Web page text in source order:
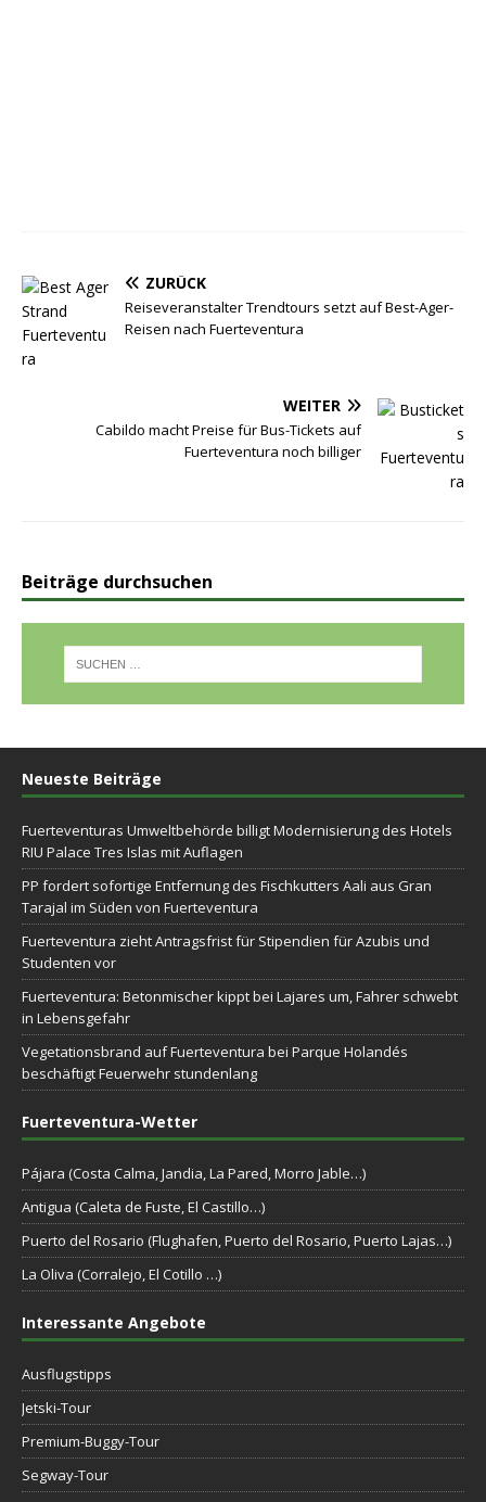
ZURÜCK
Reiseveranstalter Trendtours setzt auf Best-Ager-
Reisen nach Fuerteventura
WEITER
Cabildo macht Preise für Bus-Tickets auf
Fuerteventura noch billiger
Beiträge durchsuchen
Neueste Beiträge
Fuerteventuras Umweltbehörde billigt Modernisierung des Hotels
RIU Palace Tres Islas mit Auflagen
PP fordert sofortige Entfernung des Fischkutters Aali aus Gran
Tarajal im Süden von Fuerteventura
Fuerteventura zieht Antragsfrist für Stipendien für Azubis und
Studenten vor
Fuerteventura: Betonmischer kippt bei Lajares um, Fahrer schwebt
in Lebensgefahr
Vegetationsbrand auf Fuerteventura bei Parque Holandés
beschäftigt Feuerwehr stundenlang
Fuerteventura-Wetter
Pájara (Costa Calma, Jandia, La Pared, Morro Jable…)
Antigua (Caleta de Fuste, El Castillo…)
Puerto del Rosario (Flughafen, Puerto del Rosario, Puerto Lajas…)
La Oliva (Corralejo, El Cotillo …)
Interessante Angebote
Ausflugstipps
Jetski-Tour
Premium-Buggy-Tour
Segway-Tour